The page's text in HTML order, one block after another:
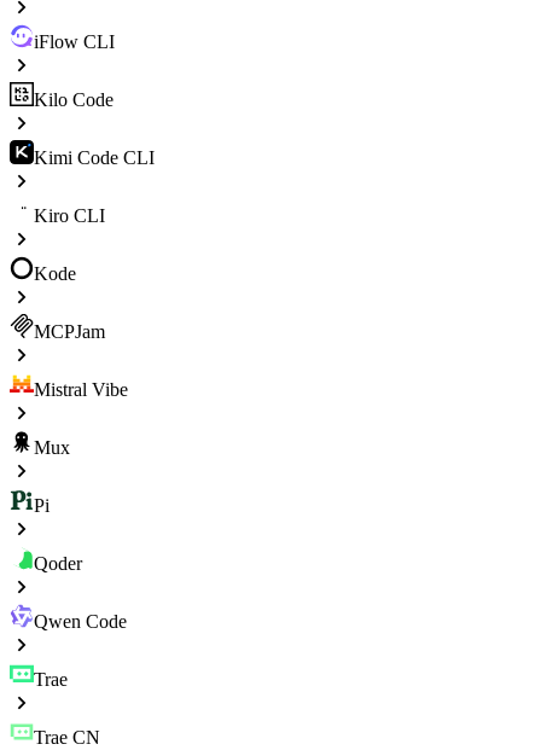
iFlow CLI
Kilo Code
Kimi Code CLI
Kiro CLI
Kode
MCPJam
Mistral Vibe
Mux
Pi
Qoder
Qwen Code
Trae
Trae CN